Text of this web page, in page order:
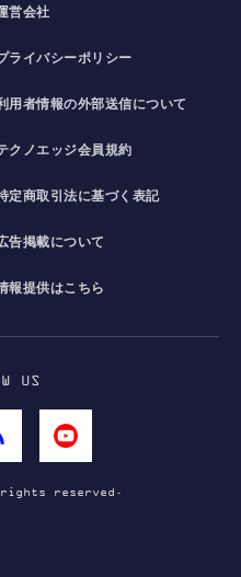
営会社
ライバシーポリシー
用者情報の外部送信について
クノエッジ会員規約
定商取引法に基づく表記
告掲載について
報提供はこちら
US
rights reserved.